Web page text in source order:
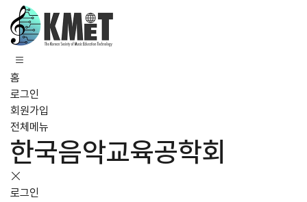
홈
로그인
회원가입
전체메뉴
한국음악교육공학회
로그인